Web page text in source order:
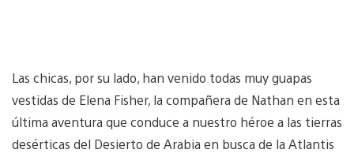
Las chicas, por su lado, han venido todas muy guapas
vestidas de Elena Fisher, la compañera de Nathan en esta
última aventura que conduce a nuestro héroe a las tierras
desérticas del Desierto de Arabia en busca de la Atlantis